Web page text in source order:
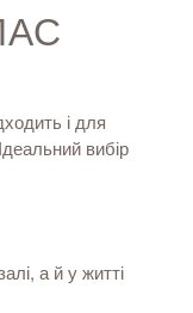
і для
вибір
а й у житті